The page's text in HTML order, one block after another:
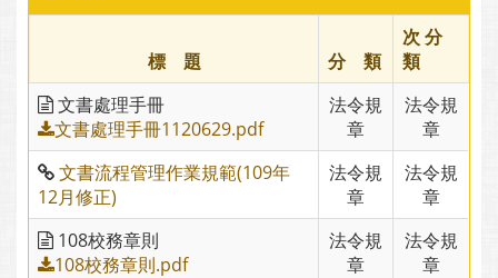
標 題 分 類
次 分
類
文書處理手冊
文書處理手冊1120629.pdf
法令規
章
法令規
章
文書流程管理作業規範(109年
12月修正)
法令規
章
法令規
章
108校務章則
108校務章則.pdf
法令規
章
法令規
章